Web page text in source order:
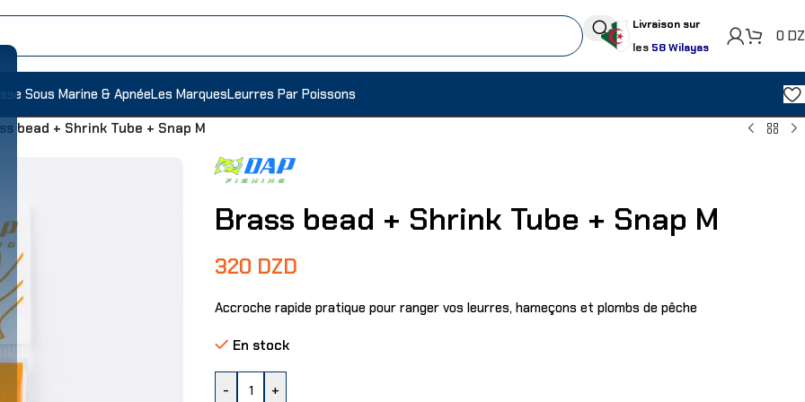
Livraison sur
les 58 Wilayas
0
Sous Marine & ApnéeLes MarquesLeurres Par Poissons
bead + Shrink Tube + Snap M
Brass bead + Shrink Tube + Snap M
320 DZD
Accroche rapide pratique pour ranger vos leurres, hameçons et plombs de pêche
En stock
- +